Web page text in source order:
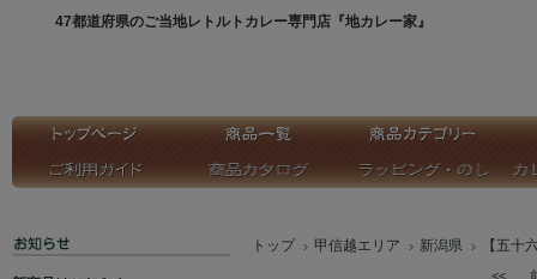
47都道府県のご当地レトルトカレー専門店『地カレー家』
トップ 甲信越エリア 新潟県 【五十
<<